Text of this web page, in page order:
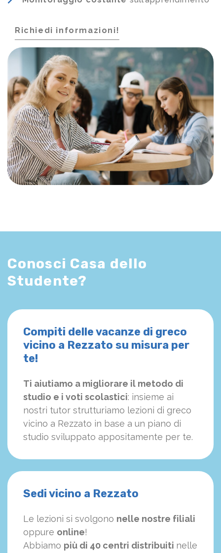
Richiedi informazioni!
Conosci Casa dello
Studente?
Compiti delle vacanze di greco
vicino a Rezzato su misura per
te!
Ti aiutiamo a migliorare il metodo di
studio e i voti scolastici: insieme ai
nostri tutor strutturiamo lezioni di greco
vicino a Rezzato in base a un piano di
studio sviluppato appositamente per te.
Sedi vicino a Rezzato
Le lezioni si svolgono nelle nostre filiali
oppure online!
Abbiamo più di 40 centri distribuiti nelle